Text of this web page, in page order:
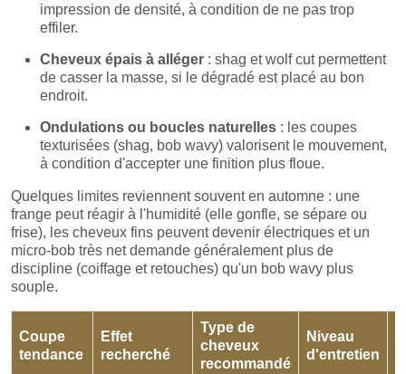
impression de densité, à condition de ne pas trop
effiler.
Cheveux épais à alléger : shag et wolf cut permettent
de casser la masse, si le dégradé est placé au bon
endroit.
Ondulations ou boucles naturelles : les coupes
texturisées (shag, bob wavy) valorisent le mouvement,
à condition d'accepter une finition plus floue.
Quelques limites reviennent souvent en automne : une
frange peut réagir à l'humidité (elle gonfle, se sépare ou
frise), les cheveux fins peuvent devenir électriques et un
micro-bob très net demande généralement plus de
discipline (coiffage et retouches) qu'un bob wavy plus
souple.
Coupe
tendance
Effet
recherché
Type de
cheveux
recommandé
Niveau
d'entretien